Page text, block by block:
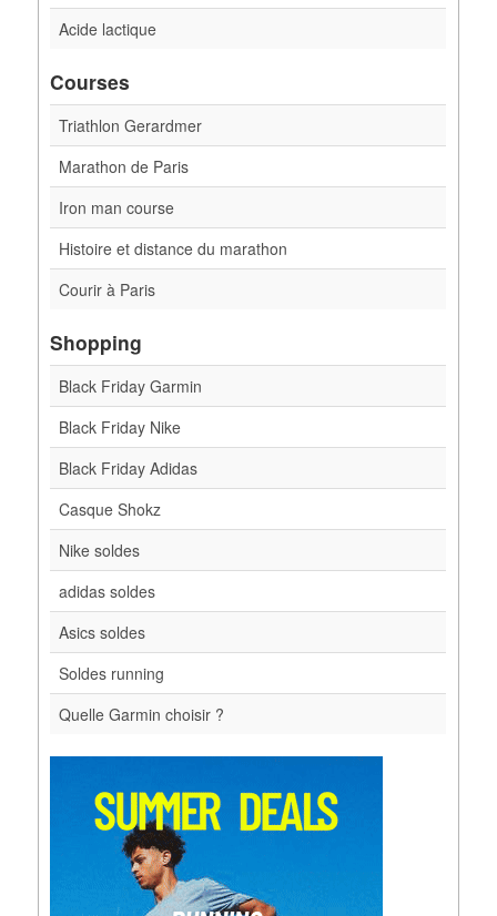
Acide lactique
Courses
Triathlon Gerardmer
Marathon de Paris
Iron man course
Histoire et distance du marathon
Courir à Paris
Shopping
Black Friday Garmin
Black Friday Nike
Black Friday Adidas
Casque Shokz
Nike soldes
adidas soldes
Asics soldes
Soldes running
Quelle Garmin choisir ?